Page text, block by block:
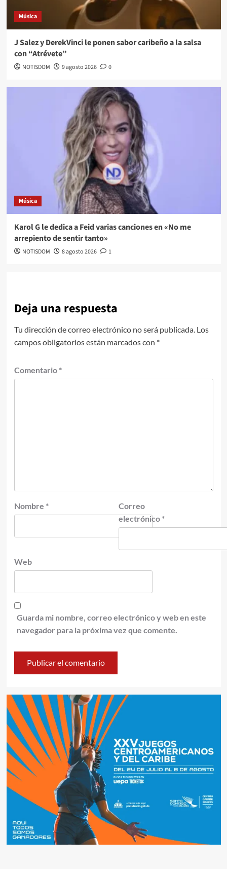
Música
J Salez y DerekVinci le ponen sabor caribeño a la salsa
con “Atrévete”
NOTISDOM 9 agosto 2026 0
Música
Karol G le dedica a Feid varias canciones en «No me
arrepiento de sentir tanto»
NOTISDOM 8 agosto 2026 1
Deja una respuesta
Tu dirección de correo electrónico no será publicada. Los
campos obligatorios están marcados con *
Comentario *
Nombre *
Correo
electrónico *
Web
Guarda mi nombre, correo electrónico y web en este
navegador para la próxima vez que comente.